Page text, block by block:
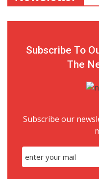
Subscribe To
The
Subscribe our